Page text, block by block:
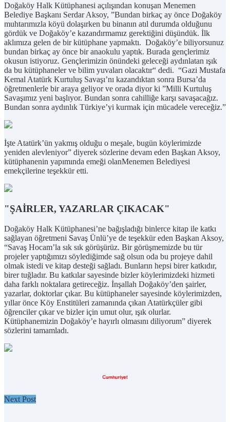
Doğaköy Halk Kütüphanesi açılışından konuşan Menemen
Belediye Başkanı Serdar Aksoy, ”Bundan birkaç ay önce Doğaköy
muhtarımızla köyü dolaşırken bu binanın atıl durumda olduğunu
gördük ve Doğaköy’e kazandırmamız gerektiğini düşündük. İlk
aklımıza gelen de bir kütüphane yapmaktı. Doğaköy’e biliyorsunuz
bundan birkaç ay önce bir anaokulu yaptık. Burada gençlerimiz
okusun istiyoruz. Gençlerimizin önündeki geleceği aydınlatan ışık
da bu kütüphaneler ve bilim yuvaları olacaktır“ dedi. “Gazi Mustafa
Kemal Atatürk Kurtuluş Savaşı’nı kazandıktan sonra Bursa’da
öğretmenlerle bir araya geliyor ve orada diyor ki ”Milli Kurtuluş
Savaşımız yeni başlıyor. Bundan sonra cahilliğe karşı savaşacağız.
Bundan sonra aydınlık Türkiye’yi kurmak için mücadele vereceğiz.”
İşte Atatürk’ün yakmış olduğu o meşale, bugün köylerimizde
yeniden alevleniyor” diyerek sözlerine devam eden Başkan Aksoy,
kütüphanenin yapımında emeği olanMenemen Belediyesi
emekçilerine teşekkür etti.
"ŞAİRLER, YAZARLAR ÇIKACAK"
Doğaköy Halk Kütüphanesi’ne bağışladığı binlerce kitap ile katkı
sağlayan öğretmeni Savaş Ünlü’ye de teşekkür eden Başkan Aksoy,
“Savaş Hocam’la sık sık görüşürüz. Bir görüşmemizde bu tür
projeler yaptığımızı söylediğimde sağ olsun oda bu projeye dahil
olmak istedi ve kitap desteği sağladı. Bunların hepsi birer katkıdır,
birer tuğladır. Bu katkılar sayesinde bizler köylerimizdeki hizmeti
daha farklı noktalara getireceğiz. İnşallah Doğaköy’den şairler,
yazarlar, doktorlar çıkar. Bu kütüphaneler sayesinde köylerimizden,
yıllar önce Köy Enstitüleri zamanında çıkan Atatürkçüler gibi
öğrenciler çıkar ve bizler için umut olur, ışık olurlar.
Kütüphanemizin Doğaköy’e hayırlı olmasını diliyorum” diyerek
sözlerini tamamladı.
Next Post